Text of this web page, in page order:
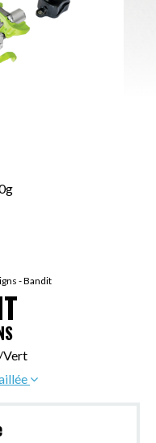
- Bandit
Vert